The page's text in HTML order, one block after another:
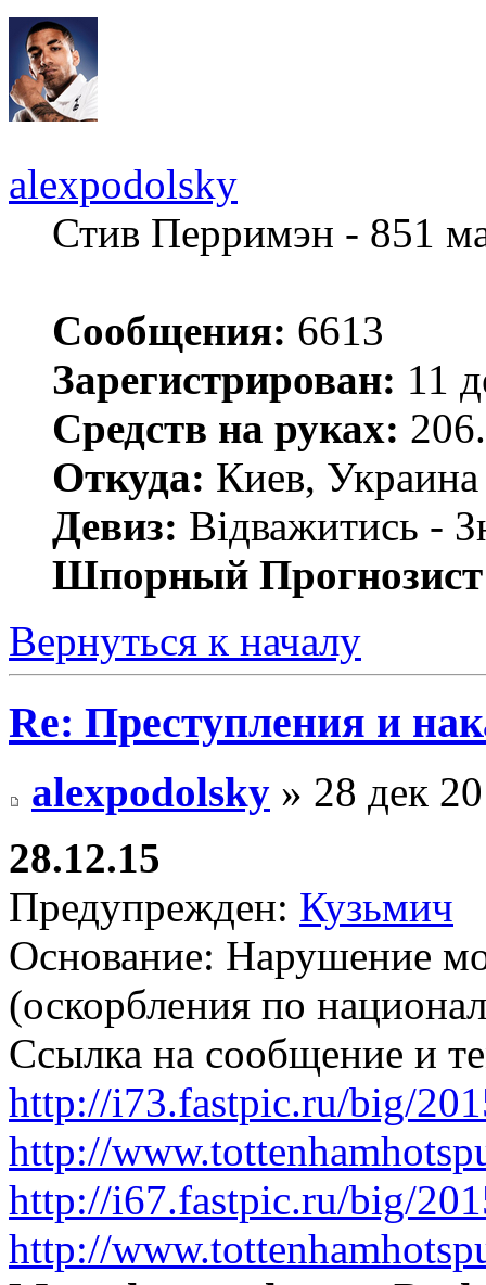
alexpodolsky
Стив Перримэн - 851
Сообщения: 6613
Зарегистрирован: 11
Средств на руках:
Откуда: Киев, Украина
Девиз: Відважитись -
Шпорный
Вернуться к началу
Re: Преступления и
alexpodolsky » 28 дек
28.12.15
Предупрежден: Кузьмич
Основание: Нарушение
(оскорбления по
Ссылка на сообщение и
http://i73.fastpic.ru/big/
http://
http://i67.fastpic.ru/big/
http://